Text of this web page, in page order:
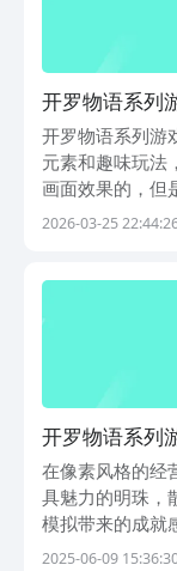
开罗物语系列
列游戏榜单
开罗物语系列游
元素和趣味玩法
画面效果的，但
给玩家带来的游
语...
2026-03-25
开罗物语系列
下载
在像素风格的经
具魅力的明珠，
模拟带来的成就
说，开罗物语系
2025-06-09